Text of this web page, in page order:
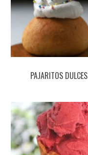
PAJARITOS DULCES